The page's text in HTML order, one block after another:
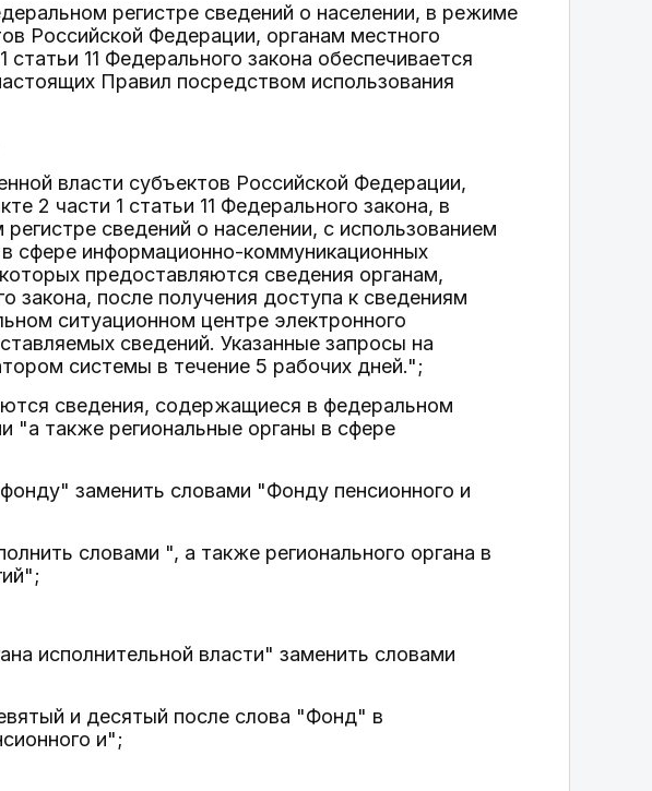
регистре сведений о населении, в режиме
Российской Федерации, органам местного
11 Федерального закона обеспечивается
Правил посредством использования
власти субъектов Российской Федерации,
2 части 1 статьи 11 Федерального закона, в
сведений о населении, с использованием
сфере информационно-коммуникационных
предоставляются сведения органам,
закона, после получения доступа к сведениям
ситуационном центре электронного
сведений. Указанные запросы на
системы в течение 5 рабочих дней.";
сведения, содержащиеся в федеральном
"а также региональные органы в сфере
заменить словами "Фонду пенсионного и
словами ", а также регионального органа в
исполнительной власти" заменить словами
и десятый после слова "Фонд" в
и";